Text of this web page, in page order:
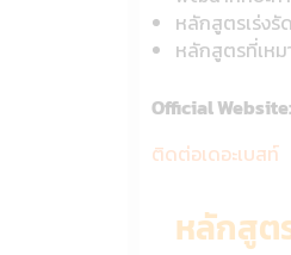
หลักสูตรเร่งรั
หลักสูตรที่เหม
Official Website:
ติดต่อเดอะเบสท์
หลักสูต